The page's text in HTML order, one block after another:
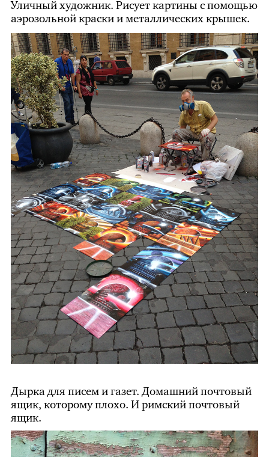
Уличный художник. Рисует картины с помощью
аэрозольной краски и металлических крышек.
Дырка для писем и газет. Домашний почтовый
ящик, которому плохо. И римский почтовый
ящик.